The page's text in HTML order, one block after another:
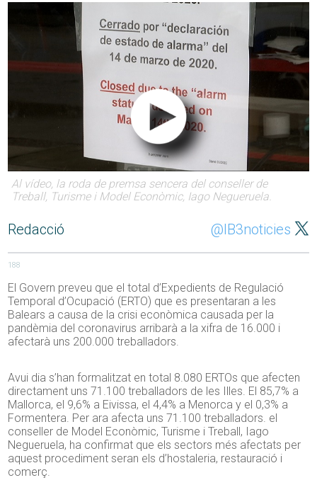
Al vídeo, la roda de premsa sencera del conseller de
Treball, Turisme i Model Econòmic, Iago Negueruela.
Redacció @IB3noticies
188
El Govern preveu que el total d’Expedients de Regulació
Temporal d’Ocupació (ERTO) que es presentaran a les
Balears a causa de la crisi econòmica causada per la
pandèmia del coronavirus arribarà a la xifra de 16.000 i
afectarà uns 200.000 treballadors.
Avui dia s’han formalitzat en total 8.080 ERTOs que afecten
directament uns 71.100 treballadors de les Illes. El 85,7% a
Mallorca, el 9,6% a Eivissa, el 4,4% a Menorca y el 0,3% a
Formentera. Per ara afecta uns 71.100 treballadors. el
conseller de Model Econòmic, Turisme i Treball, Iago
Negueruela, ha confirmat que els sectors més afectats per
aquest procediment seran els d’hostaleria, restauració i
comerç.